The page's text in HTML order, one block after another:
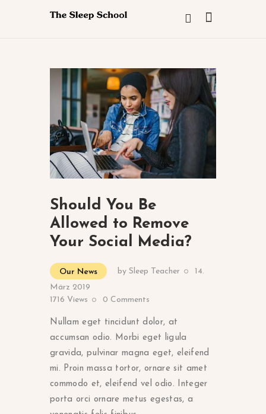
Should You Be
Allowed to Remove
Your Social Media?
Our News by Sleep Teacher
14.
März 2019
1716 Views 0 Comments
Nullam eget tincidunt dolor, at
accumsan odio. Morbi eget ligula
gravida, pulvinar magna eget, eleifend
mi. Proin massa tortor, ornare sit amet
commodo et, eleifend vel odio. Integer
porta orci ornare metus egestas, a